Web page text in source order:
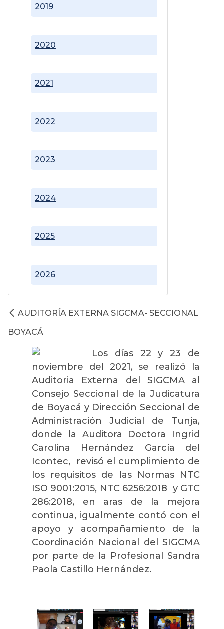
2019
2020
2021
2022
2023
2024
2025
2026
AUDITORÍA EXTERNA SIGCMA- SECCIONAL
BOYACÁ
Los días 22 y 23 de
noviembre del 2021, se realizó la
Auditoria Externa del SIGCMA al
Consejo Seccional de la Judicatura
de Boyacá y Dirección Seccional de
Administración Judicial de Tunja,
donde la Auditora Doctora Ingrid
Carolina Hernández García del
Icontec, revisó el cumplimiento de
los requisitos de las Normas NTC
ISO 9001:2015, NTC 6256:2018 y GTC
286:2018, en aras de la mejora
continua, igualmente contó con el
apoyo y acompañamiento de la
Coordinación Nacional del SIGCMA
por parte de la Profesional Sandra
Paola Castillo Hernández.